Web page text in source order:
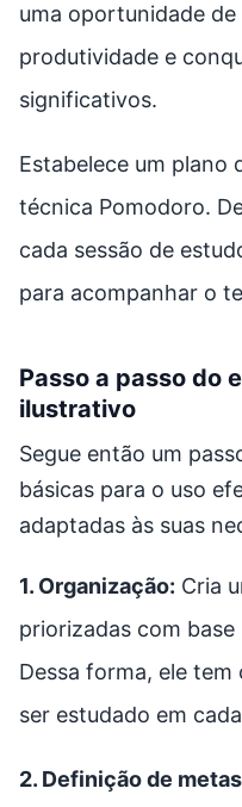
uma oportunidade de
produtividade e
significativos.
Estabelece um plano
técnica Pomodoro.
cada sessão de
para acompanhar o
Passo a passo do
ilustrativo
Segue então um
básicas para o uso
adaptadas às suas
1. Organização: Cria
priorizadas com
Dessa forma, ele tem
ser estudado em
2. Definição de